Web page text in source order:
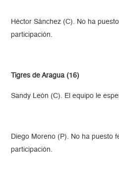
Héctor Sánchez (C). No ha
participación.
Tigres de Aragua (16)
Sandy León (C). El equipo le
Diego Moreno (P). No ha puesto
participación.